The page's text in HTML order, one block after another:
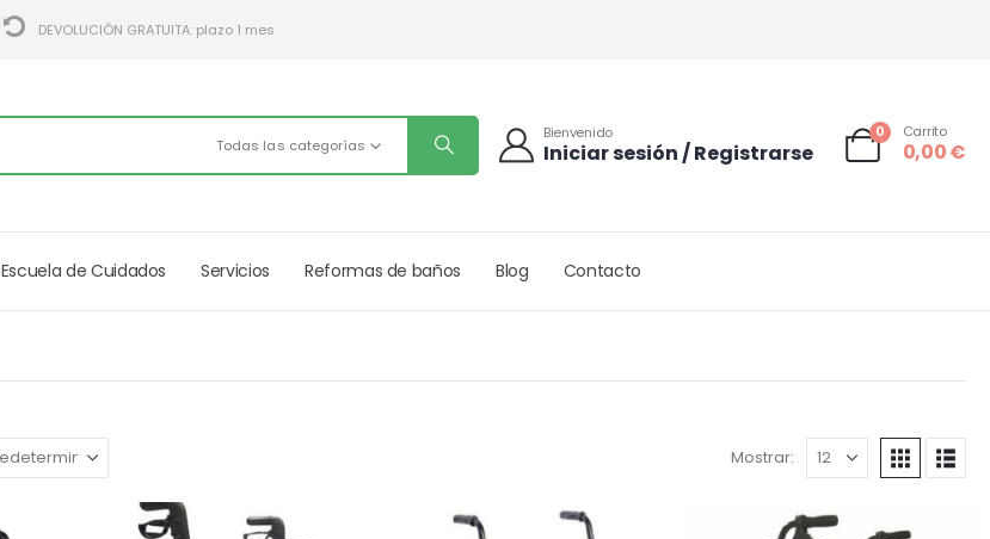
DEVOLUCIÓN GRATUITA: plazo 1 mes
Todas las categorías
Bienvenido
Iniciar sesión / Registrarse
0 Carrito
0,00€
Escuela de Cuidados Servicios Reformas de baños Blog Contacto
Mostrar: